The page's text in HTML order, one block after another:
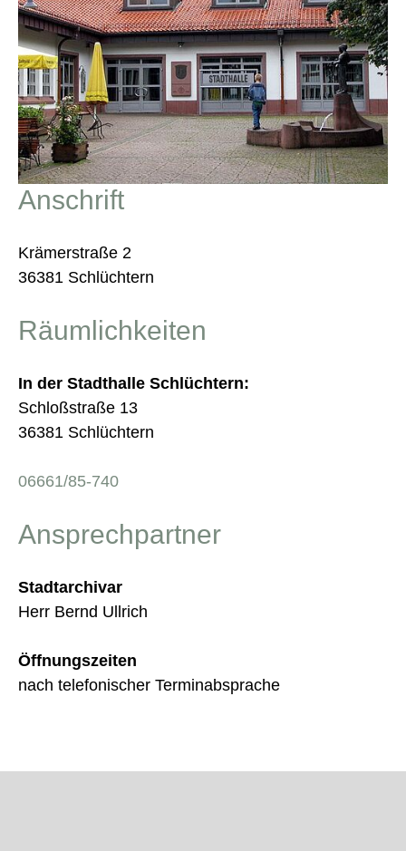
Anschrift
Krämerstraße 2
36381 Schlüchtern
Räumlichkeiten
In der Stadthalle Schlüchtern:
Schloßstraße 13
36381 Schlüchtern
06661/85-740
Ansprechpartner
Stadtarchivar
Herr Bernd Ullrich
Öffnungszeiten
nach telefonischer Terminabsprache